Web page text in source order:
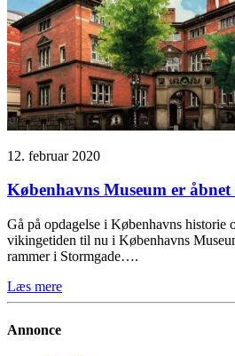
12. februar 2020
Københavns Museum er
Gå på opdagelse i Københavns historie
vikingetiden til nu i Københavns
rammer i Stormgade….
Læs mere
Annonce